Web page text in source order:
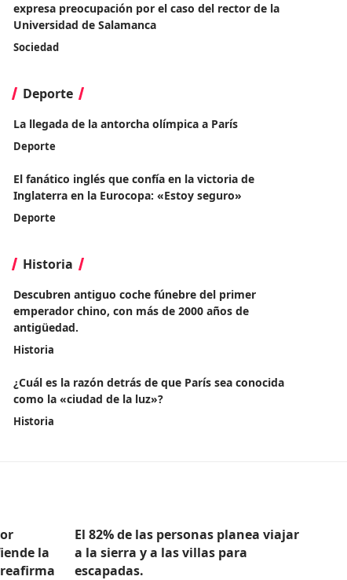
expresa preocupación por el caso del rector de la
Universidad de Salamanca
Sociedad
Deporte
La llegada de la antorcha olímpica a París
Deporte
El fanático inglés que confía en la victoria de
Inglaterra en la Eurocopa: «Estoy seguro»
Deporte
Historia
Descubren antiguo coche fúnebre del primer
emperador chino, con más de 2000 años de
antigüedad.
Historia
¿Cuál es la razón detrás de que París sea conocida
como la «ciudad de la luz»?
Historia
la
El 82% de las personas planea viajar
a la sierra y a las villas para
escapadas.